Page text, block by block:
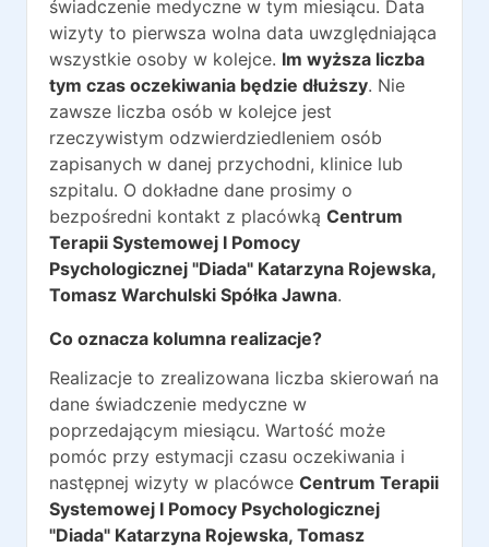
świadczenie medyczne w tym miesiącu. Data
wizyty to pierwsza wolna data uwzględniająca
wszystkie osoby w kolejce. Im wyższa liczba
tym czas oczekiwania będzie dłuższy. Nie
zawsze liczba osób w kolejce jest
rzeczywistym odzwierdziedleniem osób
zapisanych w danej przychodni, klinice lub
szpitalu. O dokładne dane prosimy o
bezpośredni kontakt z placówką Centrum
Terapii Systemowej I Pomocy
Psychologicznej "Diada" Katarzyna Rojewska,
Tomasz Warchulski Spółka Jawna.
Co oznacza kolumna realizacje?
Realizacje to zrealizowana liczba skierowań na
dane świadczenie medyczne w
poprzedającym miesiącu. Wartość może
pomóc przy estymacji czasu oczekiwania i
następnej wizyty w placówce Centrum Terapii
Systemowej I Pomocy Psychologicznej
"Diada" Katarzyna Rojewska, Tomasz